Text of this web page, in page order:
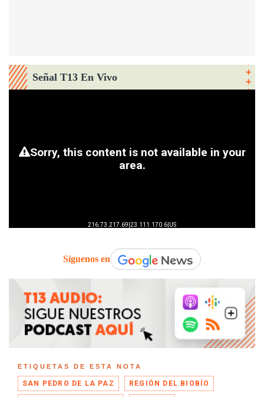
Señal T13 En Vivo
Síguenos en
ETIQUETAS DE ESTA NOTA
SAN PEDRO DE LA PAZ REGIÓN DEL BIOBÍO